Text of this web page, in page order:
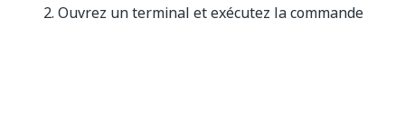
Ouvrez un terminal et exécutez la commande